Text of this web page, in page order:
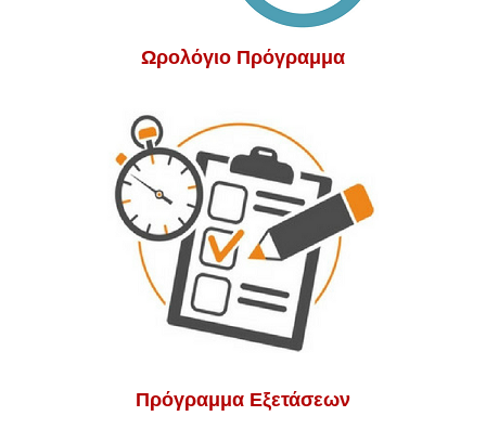
Ωρολόγιο Πρόγραμμα
Πρόγραμμα Εξετάσεων